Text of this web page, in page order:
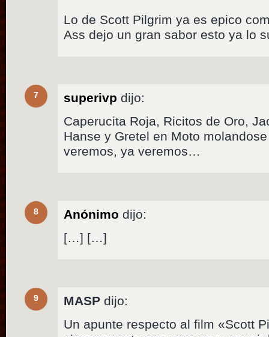
Lo de Scott Pilgrim ya es epico
Ass dejo un gran sabor esto ya lo
7 superivp dijo:
Caperucita Roja, Ricitos de Oro,
Hanse y Gretel en Moto
veremos, ya veremos…
8 Anónimo dijo:
[…] […]
9 MASP dijo:
Un apunte respecto al film «Scott